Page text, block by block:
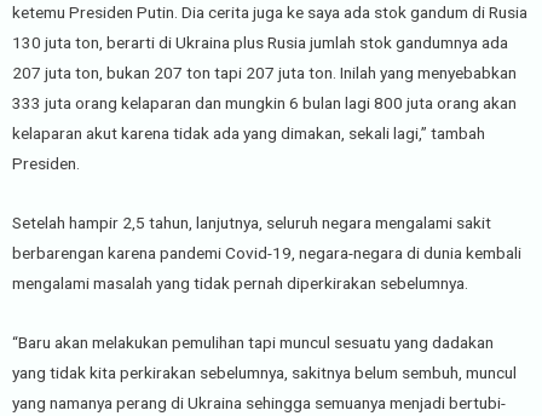
ketemu Presiden Putin. Dia cerita juga ke saya ada stok gandum di Rusia
130 juta ton, berarti di Ukraina plus Rusia jumlah stok gandumnya ada
207 juta ton, bukan 207 ton tapi 207 juta ton. Inilah yang menyebabkan
333 juta orang kelaparan dan mungkin 6 bulan lagi 800 juta orang akan
kelaparan akut karena tidak ada yang dimakan, sekali lagi,” tambah
Presiden.
Setelah hampir 2,5 tahun, lanjutnya, seluruh negara mengalami sakit
berbarengan karena pandemi Covid-19, negara-negara di dunia kembali
mengalami masalah yang tidak pernah diperkirakan sebelumnya.
“Baru akan melakukan pemulihan tapi muncul sesuatu yang dadakan
yang tidak kita perkirakan sebelumnya, sakitnya belum sembuh, muncul
yang namanya perang di Ukraina sehingga semuanya menjadi bertubi-